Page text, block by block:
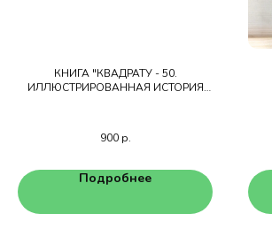
КНИГА "КВАДРАТУ - 50.
ИЛЛЮСТРИРОВАННАЯ ИСТОРИЯ
900 р.
Подробнее